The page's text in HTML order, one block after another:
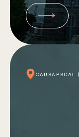
CAUSAPSCAL